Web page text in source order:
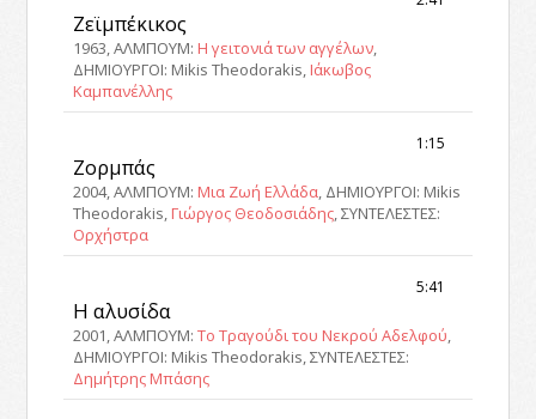
Ζεϊμπέκικος
1963, ΑΛΜΠΟΥΜ: Η γειτονιά των αγγέλων,
ΔΗΜΙΟΥΡΓΟΙ: Mikis Theodorakis, Ιάκωβος
Καμπανέλλης
1:15
Ζορμπάς
2004, ΑΛΜΠΟΥΜ: Μια Ζωή Ελλάδα, ΔΗΜΙΟΥΡΓΟΙ: Mikis
Theodorakis, Γιώργος Θεοδοσιάδης, ΣΥΝΤΕΛΕΣΤΕΣ:
Ορχήστρα
5:41
Η αλυσίδα
2001, ΑΛΜΠΟΥΜ:Το Τραγούδι του Νεκρού Αδελφού,
ΔΗΜΙΟΥΡΓΟΙ: Mikis Theodorakis, ΣΥΝΤΕΛΕΣΤΕΣ:
Δημήτρης Μπάσης